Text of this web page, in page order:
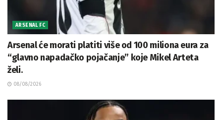
ARSENAL FC
Arsenal će morati platiti više od 100 miliona eura za
“glavno napadačko pojačanje” koje Mikel Arteta
želi.
08/08/2026